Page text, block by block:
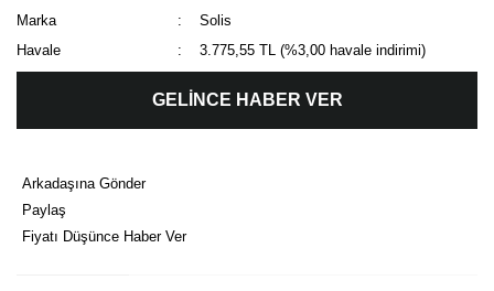
Marka
Solis
Havale
3.775,55 TL (%3,00 havale indirimi)
GELİNCE HABER VER
Arkadaşına Gönder
Paylaş
Fiyatı Düşünce Haber Ver